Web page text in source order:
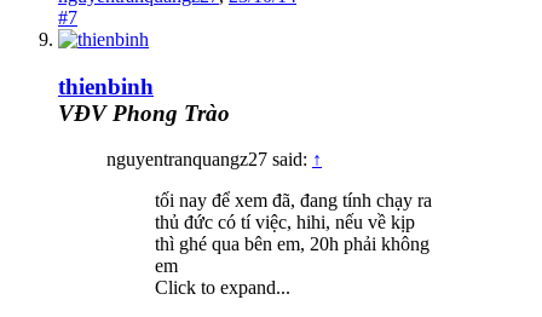
#7
thienbinh
VĐV Phong Trào
nguyentranquangz27 said: ↑
tối nay để xem đã, đang tính chạy ra
thủ đức có tí việc, hihi, nếu về kịp
thì ghé qua bên em, 20h phải không
em
Click to expand...